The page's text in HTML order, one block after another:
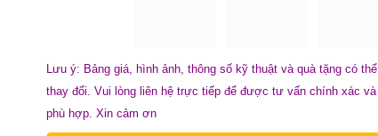
Lưu ý: Bảng giá, hình ảnh, thông số kỹ thuật và quà tặng có thể
thay đổi. Vui lòng liên hệ trực tiếp để được tư vấn chính xác và
phù hợp. Xin cảm ơn